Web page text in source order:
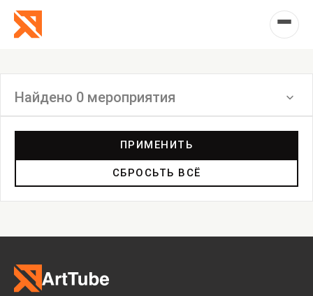
Найдено 0 мероприятия
Дискуссия
Пост-релиз
ПРИМЕНИТЬ
СБРОСЬТЬ ВСЁ